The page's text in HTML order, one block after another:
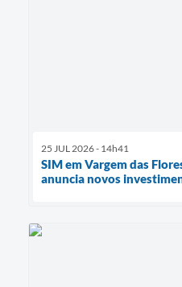
25 JUL 2026 - 14h41
SIM em Vargem das
anuncia novos